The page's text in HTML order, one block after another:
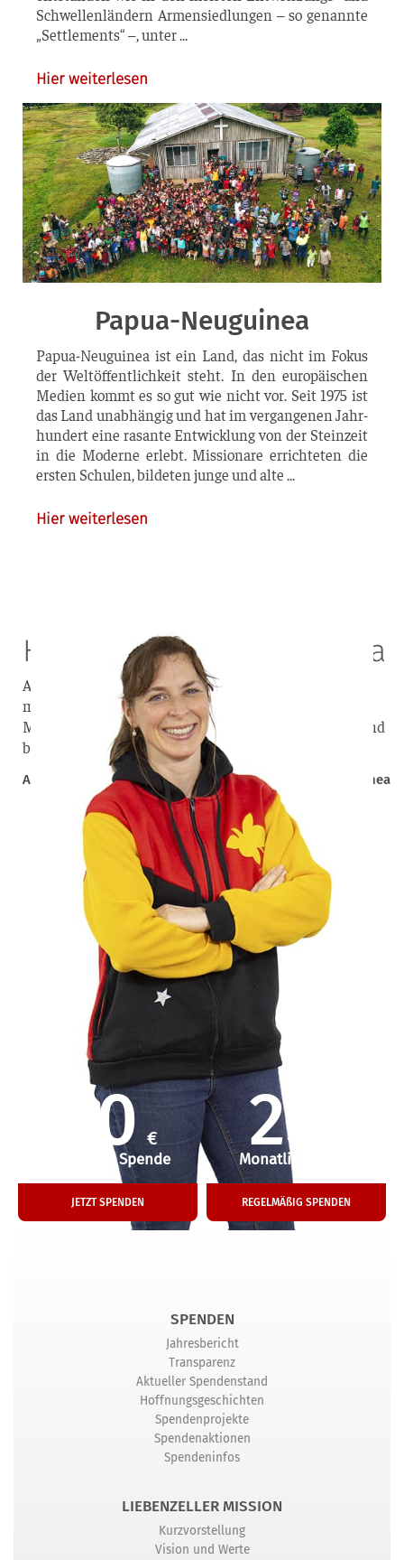
Schwel­len­län­dern Armen­sied­lun­gen – so genann­te
„Sett­le­ments“ –, unter
Hier weiterlesen
Papua-Neuguinea
Papua-Neu­­gui­­nea ist ein Land, das nicht im Fokus
der Welt­öf­fent­lich­keit steht. In den euro­päi­schen
Medi­en kommt es so gut wie nicht vor. Seit 1975 ist
das Land unab­hän­gig und hat im ver­gan­ge­nen Jahr­
hun­dert eine rasan­te Ent­wick­lung von der Stein­zeit
in die Moder­ne erlebt. Mis­sio­na­re errich­te­ten die
ers­ten Schu­len, bil­de­ten jun­ge und alte
Hier weiterlesen
Hilfe für Papua-Neuguinea
Als Missionarin habe ich die Situation vor Ort hautnah
miterlebt. Mein Herz schlägt immer noch für die
Menschen dort. Sie leben oft in großer Not und Angst und
brauchen dringend unsere Hilfe.
Anette Jarsetz – ehemalige Missionarin in Papua-Neuguinea
50 €
Einmalige Spende
JETZT SPENDEN
25
Monatliche Hilfe
REGELMÄßIG SPENDEN
SPENDEN
Jahresbericht
Transparenz
Aktueller Spendenstand
Hoffnungsgeschichten
Spendenprojekte
Spendenaktionen
Spendeninfos
LIEBENZELLER MISSION
Kurzvorstellung
Vision und Werte